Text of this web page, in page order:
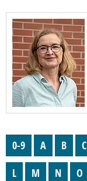
0-9 A B C
L
M N O